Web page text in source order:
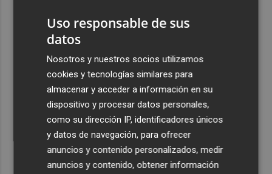
festival Epicentro de Mula
UPCT Makers culmina con éxito un catamarán para
monitorizar el Mar Menor y ya prepara un dron
submarino autónomo
Una batea clochinera se hunde y otra sufre daños en un
incidente con un buque en el puerto de Valencia
Uso responsable de sus
datos
Nosotros y nuestros socios utilizamos
cookies y tecnologías similares para
almacenar y acceder a información en su
dispositivo y procesar datos personales,
como su dirección IP, identificadores únicos
y datos de navegación, para ofrecer
anuncios y contenido personalizados, medir
anuncios y contenido, obtener información